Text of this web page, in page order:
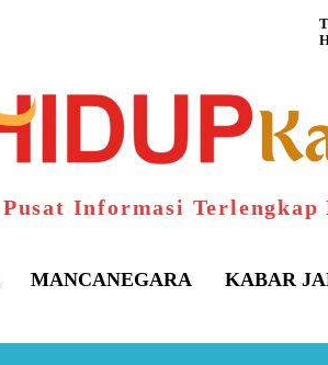
Pusat Informasi
MANCANEGARA KABAR